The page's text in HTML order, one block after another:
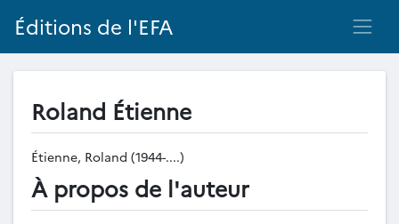
Éditions de l'EFA
Roland Étienne
Étienne, Roland (1944-....)
À propos de l'auteur